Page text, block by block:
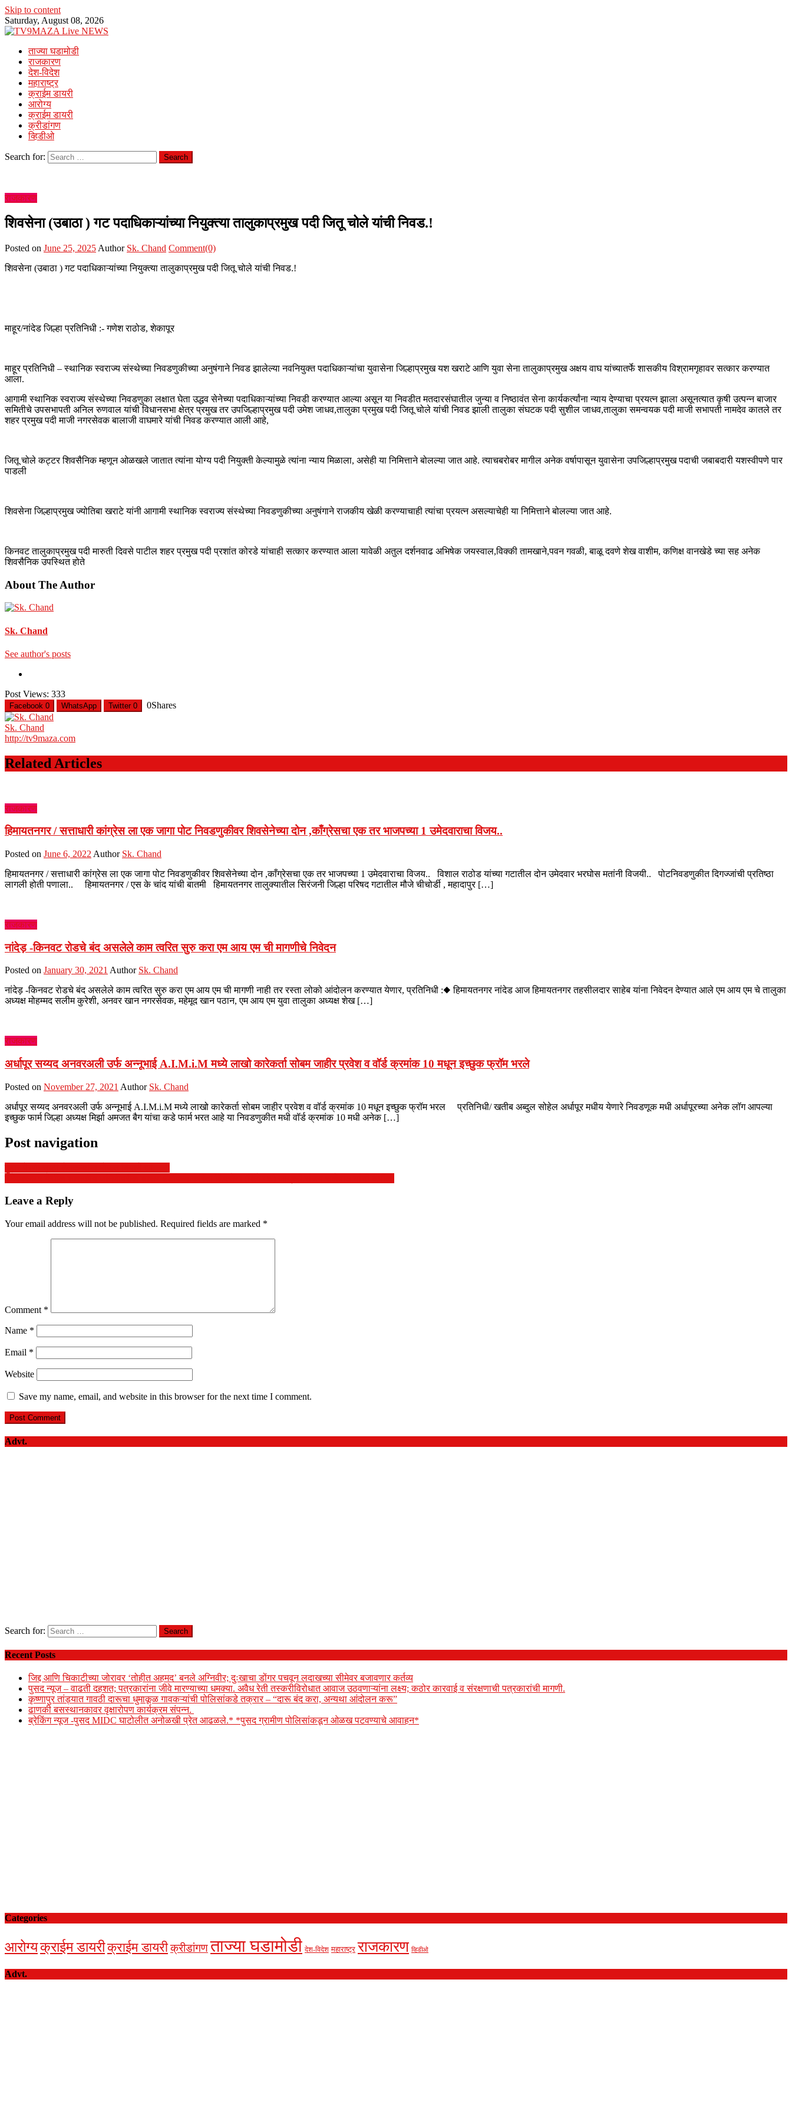
Skip to content
Saturday, August 08, 2026
ताज्या घडामोडी
राजकारण
देश-विदेश
महाराष्ट्र
क्राईम डायरी
आरोग्य
क्राईम डायरी
क्रीडांगण
व्हिडीओ
Search for:
राजकारण
शिवसेना (उबाठा ) गट पदाधिकाऱ्यांच्या नियुक्त्या तालुकाप्रमुख पदी जितू चोले यांची निवड.!
Posted on June 25, 2025 Author Sk. Chand Comment(0)
शिवसेना (उबाठा ) गट पदाधिकाऱ्यांच्या नियुक्त्या तालुकाप्रमुख पदी जितू चोले यांची निवड.!
माहूर/नांदेड जिल्हा प्रतिनिधी :- गणेश राठोड, शेकापूर
माहूर प्रतिनिधी – स्थानिक स्वराज्य संस्थेच्या निवडणुकीच्या अनुषंगाने निवड झालेल्या नवनियुक्त पदाधिकाऱ्यांचा युवासेना जिल्हाप्रमुख यश खराटे आणि युवा सेना तालुकाप्रमुख अक्षय वाघ यांच्यातर्फे शासकीय विश्रामगृहावर सत्कार करण्यात
आला.
आगामी स्थानिक स्वराज्य संस्थेच्या निवडणुका लक्षात घेता उद्धव सेनेच्या पदाधिकाऱ्यांच्या निवडी करण्यात आल्या असून या निवडीत मतदारसंघातील जुन्या व निष्ठावंत सेना कार्यकर्त्यांना न्याय देण्याचा प्रयत्न झाला असूनत्यात कृषी उत्पन्न बाजार
समितीचे उपसभापती अनिल रुणवाल यांची विधानसभा क्षेत्र प्रमुख तर उपजिल्हाप्रमुख पदी उमेश जाधव,तालुका प्रमुख पदी जितू चोले यांची निवड झाली तालुका संघटक पदी सुशील जाधव,तालुका समन्वयक पदी माजी सभापती नामदेव कातले तर
शहर प्रमुख पदी माजी नगरसेवक बालाजी वाघमारे यांची निवड करण्यात आली आहे,
जितू चोले कट्टर शिवसैनिक म्हणून ओळखले जातात त्यांना योग्य पदी नियुक्ती केल्यामुळे त्यांना न्याय मिळाला, असेही या निमित्ताने बोलल्या जात आहे. त्याचबरोबर मागील अनेक वर्षापासून युवासेना उपजिल्हाप्रमुख पदाची जबाबदारी यशस्वीपणे पार
पाडली
शिवसेना जिल्हाप्रमुख ज्योतिबा खराटे यांनी आगामी स्थानिक स्वराज्य संस्थेच्या निवडणुकीच्या अनुषंगाने राजकीय खेळी करण्याचाही त्यांचा प्रयत्न असल्याचेही या निमित्ताने बोलल्या जात आहे.
किनवट तालुकाप्रमुख पदी मारुती दिवसे पाटील शहर प्रमुख पदी प्रशांत कोरडे यांचाही सत्कार करण्यात आला यावेळी अतुल दर्शनवाढ अभिषेक जयस्वाल,विक्की तामखाने,पवन गवळी, बाळू दवणे शेख वाशीम, कणिक्ष वानखेडे च्या सह अनेक
शिवसैनिक उपस्थित होते
About The Author
Sk. Chand
See author's posts
Post Views: 333
Facebook 0 WhatsApp Twitter 0 0Shares
Sk. Chand
http://tv9maza.com
Related Articles
राजकारण
हिमायतनगर / सत्ताधारी कांग्रेस ला एक जागा पोट निवडणुकीवर शिवसेनेच्या दोन ,काँग्रेसचा एक तर भाजपच्या 1 उमेदवाराचा विजय..
Posted on June 6, 2022 Author Sk. Chand
हिमायतनगर / सत्ताधारी कांग्रेस ला एक जागा पोट निवडणुकीवर शिवसेनेच्या दोन ,काँग्रेसचा एक तर भाजपच्या 1 उमेदवाराचा विजय.. विशाल राठोड यांच्या गटातील दोन उमेदवार भरघोस मतांनी विजयी.. पोटनिवडणुकीत दिगज्जांची प्रतिष्ठा
लागली होती पणाला.. हिमायतनगर / एस के चांद यांची बातमी हिमायतनगर तालुक्यातील सिरंजनी जिल्हा परिषद गटातील मौजे चीचोर्डी , महादापुर […]
राजकारण
नांदेड़ -किनवट रोडचे बंद असलेले काम त्वरित सुरु करा एम आय एम ची मागणीचे निवेदन
Posted on January 30, 2021 Author Sk. Chand
नांदेड़ -किनवट रोडचे बंद असलेले काम त्वरित सुरु करा एम आय एम ची मागणी नाही तर रस्ता लोको आंदोलन करण्यात येणार, प्रतिनिधी :◆ हिमायतनगर नांदेड आज हिमायतनगर तहसीलदार साहेब यांना निवेदन देण्यात आले एम आय एम चे तालुका
अध्यक्ष मोहम्मद सलीम कुरेशी, अनवर खान नगरसेवक, महेमूद खान पठान, एम आय एम युवा तालुका अध्यक्ष शेख […]
राजकारण
अर्धापूर सय्यद अनवरअली उर्फ अन्नूभाई A.I.M.i.M मध्ये लाखो कारेकर्ता सोबम जाहीर प्रवेश व वॉर्ड क्रमांक 10 मधून इच्छुक फ्रॉम भरले
Posted on November 27, 2021 Author Sk. Chand
अर्धापूर सय्यद अनवरअली उर्फ अन्नूभाई A.I.M.i.M मध्ये लाखो कारेकर्ता सोबम जाहीर प्रवेश व वॉर्ड क्रमांक 10 मधून इच्छुक फ्रॉम भरल प्रतिनिधी/ खतीब अब्दुल सोहेल अर्धापूर मधीय येणारे निवडणूक मधी अर्धापूरच्या अनेक लॉग आपल्या
इच्छुक फार्म जिल्हा अध्यक्ष मिर्झा अमजत बैग यांचा कडे फार्म भरत आहे या निवडणुकीत मधी वॉर्ड क्रमांक 10 मधी अनेक […]
Post navigation
Leave a Reply
Your email address will not be published. Required fields are marked *
Comment *
Name *
Email *
Website
Save my name, email, and website in this browser for the next time I comment.
Advt.
Search for:
Recent Posts
जिद्द आणि चिकाटीच्या जोरावर ‘तोहीत अहमद’ बनले अग्निवीर; दुःखाचा डोंगर पचवून लदाखच्या सीमेवर बजावणार कर्तव्य
पुसद न्यूज – वाढती दहशत; पत्रकारांना जीवे मारण्याच्या धमक्या. अवैध रेती तस्करीविरोधात आवाज उठवणाऱ्यांना लक्ष्य; कठोर कारवाई व संरक्षणाची पत्रकारांची मागणी.
कृष्णापुर तांड्यात गावठी दारूचा धुमाकूळ गावकऱ्यांची पोलिसांकडे तक्रार – “दारू बंद करा, अन्यथा आंदोलन करू”
ढाणकी बसस्थानकावर वृक्षारोपण कार्यक्रम संपन्न.
ब्रेकिंग न्यूज -पुसद MIDC घाटोलीत अनोळखी प्रेत आढळले.* *पुसद ग्रामीण पोलिसांकडून ओळख पटवण्याचे आवाहन*
Categories
आरोग्यक्राईम डायरीक्राईम डायरीक्रीडांगणताज्या घडामोडी देश-विदेश महाराष्ट्र राजकारण व्हिडीओ
Advt.